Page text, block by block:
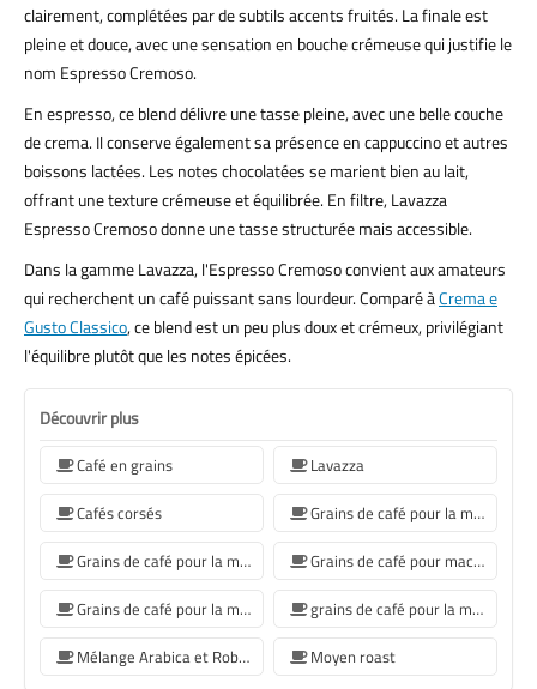
clairement, complétées par de subtils accents fruités. La finale est
pleine et douce, avec une sensation en bouche crémeuse qui justifie le
nom Espresso Cremoso.
En espresso, ce blend délivre une tasse pleine, avec une belle couche
de crema. Il conserve également sa présence en cappuccino et autres
boissons lactées. Les notes chocolatées se marient bien au lait,
offrant une texture crémeuse et équilibrée. En filtre, Lavazza
Espresso Cremoso donne une tasse structurée mais accessible.
Dans la gamme Lavazza, l'Espresso Cremoso convient aux amateurs
qui recherchent un café puissant sans lourdeur. Comparé àCrema e
Gusto Classico, ce blend est un peu plus doux et crémeux, privilégiant
l'équilibre plutôt que les notes épicées.
Découvrir plus
Café en grains
Lavazza
Cafés corsés
Grains de café pour la machine à café Jura
Grains de café pour la machine à café De'Longhi
Grains de café pour machine à café Philips
Grains de café pour la machine à café Krups
grains de café pour la machine à café Siemens
Mélange Arabica et Robusta
Moyen roast